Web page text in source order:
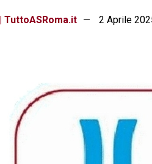
TuttoASRoma.it 2 Aprile
TUTTOASROMA INFO ►